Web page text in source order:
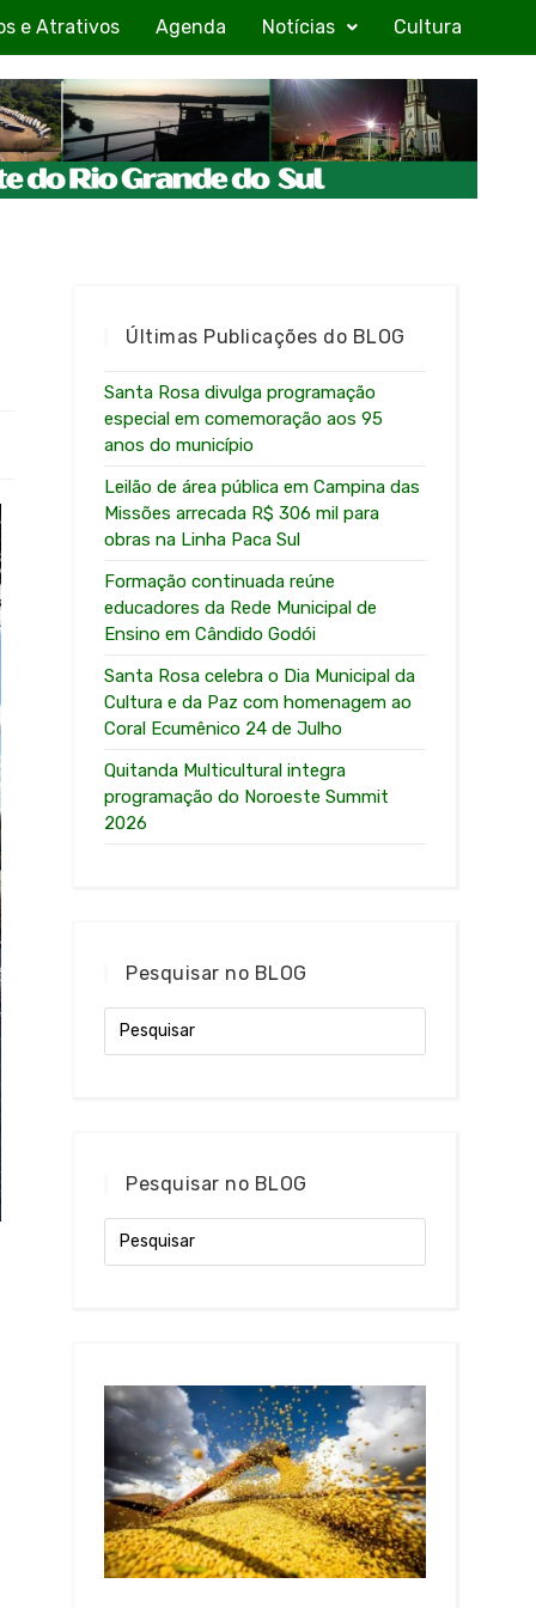
e Atrativos Agenda Notícias Cultura
Últimas Publicações do BLOG
Santa Rosa divulga programação
especial em comemoração aos 95
anos do município
Leilão de área pública em Campina das
Missões arrecada R$ 306 mil para
obras na Linha Paca Sul
Formação continuada reúne
educadores da Rede Municipal de
Ensino em Cândido Godói
Santa Rosa celebra o Dia Municipal da
Cultura e da Paz com homenagem ao
Coral Ecumênico 24 de Julho
Quitanda Multicultural integra
programação do Noroeste Summit
2026
Pesquisar no BLOG
Pesquisar no BLOG